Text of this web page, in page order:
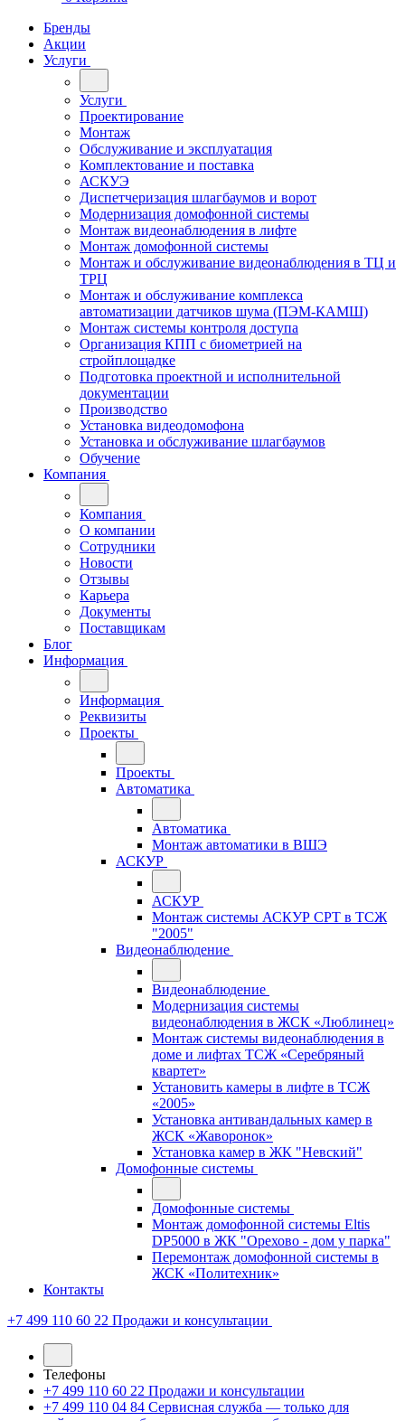
Бренды
Акции
Услуги
Услуги
Проектирование
Монтаж
Обслуживание и эксплуатация
Комплектование и поставка
АСКУЭ
Диспетчеризация шлагбаумов и ворот
Модернизация домофонной системы
Монтаж видеонаблюдения в лифте
Монтаж домофонной системы
Монтаж и обслуживание видеонаблюдения в ТЦ и
ТРЦ
Монтаж и обслуживание комплекса
автоматизации датчиков шума (ПЭМ-КАМШ)
Монтаж системы контроля доступа
Организация КПП с биометрией на
стройплощадке
Подготовка проектной и исполнительной
документации
Производство
Установка видеодомофона
Установка и обслуживание шлагбаумов
Обучение
Компания
Компания
О компании
Сотрудники
Новости
Отзывы
Карьера
Документы
Поставщикам
Блог
Информация
Информация
Реквизиты
Проекты
Проекты
Автоматика
Автоматика
Монтаж автоматики в ВШЭ
АСКУР
АСКУР
Монтаж системы АСКУР СРТ в ТСЖ
"2005"
Видеонаблюдение
Видеонаблюдение
Модернизация системы
видеонаблюдения в ЖСК «Люблинец»
Монтаж системы видеонаблюдения в
доме и лифтах ТСЖ «Серебряный
квартет»
Установить камеры в лифте в ТСЖ
«2005»
Установка антивандальных камер в
ЖСК «Жаворонок»
Установка камер в ЖК "Невский"
Домофонные системы
Домофонные системы
Монтаж домофонной системы Eltis
DP5000 в ЖК "Орехово - дом у парка"
Перемонтаж домофонной системы в
ЖСК «Политехник»
Контакты
+7 499 110 60 22 Продажи и консультации
Телефоны
+7 499 110 60 22 Продажи и консультации
+7 499 110 04 84 Сервисная служба — только для